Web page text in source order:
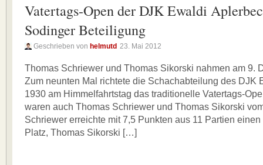
Vatertags-Open der DJK Ewaldi
Sodinger Beteiligung
Geschrieben von helmutd 23. Mai 2012
Thomas Schriewer und Thomas Sikorski nahmen am 9.
Zum neunten Mal richtete die Schachabteilung des DJK
1930 am Himmelfahrtstag das traditionelle Vatertags-
waren auch Thomas Schriewer und Thomas Sikorski
Schriewer erreichte mit 7,5 Punkten aus 11 Partien
Platz, Thomas Sikorski […]